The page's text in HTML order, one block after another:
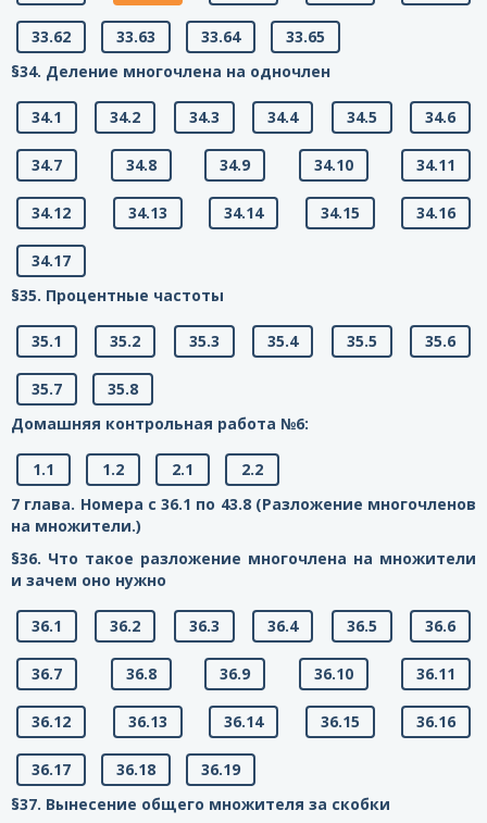
33.62 33.63 33.64
33.65
§34. Деление многочлена на одночлен
34.1 34.2 34.3 34.4 34.5 34.6
34.7 34.8 34.9 34.10 34.11
34.12 34.13 34.14 34.15 34.16
34.17
§35. Процентные частоты
35.1 35.2 35.3 35.4 35.5 35.6
35.7
35.8
Домашняя контрольная работа №6:
1.1 1.2 2.1
2.2
7 глава. Номера с 36.1 по 43.8 (Разложение многочленов
на множители.)
§36. Что такое разложение многочлена на множители
и зачем оно нужно
36.1 36.2 36.3 36.4 36.5 36.6
36.7 36.8 36.9 36.10 36.11
36.12 36.13 36.14 36.15 36.16
36.17 36.18
36.19
§37. Вынесение общего множителя за скобки